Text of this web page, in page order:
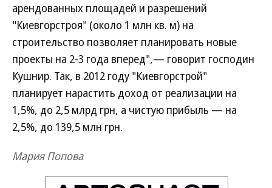
арендованных площадей и разрешений
"Киевгорстроя" (около 1 млн кв. м) на
строительство позволяет планировать новые
проекты на 2-3 года вперед",— говорит господин
Кушнир. Так, в 2012 году "Киевгорстрой"
планирует нарастить доход от реализации на
1,5%, до 2,5 млрд грн, а чистую прибыль — на
2,5%, до 139,5 млн грн.
Мария Попова